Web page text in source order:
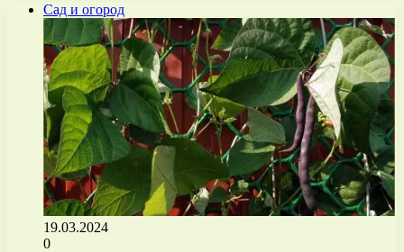
Сад и огород
19.03.2024
0